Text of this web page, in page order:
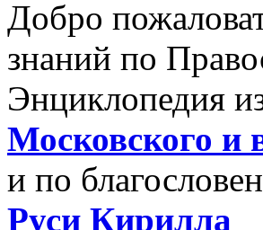
Добро
знаний по
Энциклопедия
Московского и
и по
Руси Кирилла